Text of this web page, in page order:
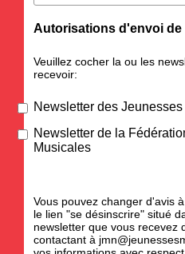
Autorisations d'envoi de
Veuillez cocher la ou les
recevoir:
Newsletter des
Newsletter de la
Musicales
Vous pouvez changer d'avis
le lien "se désinscrire" situé
newsletter que vous recevez
contactant à